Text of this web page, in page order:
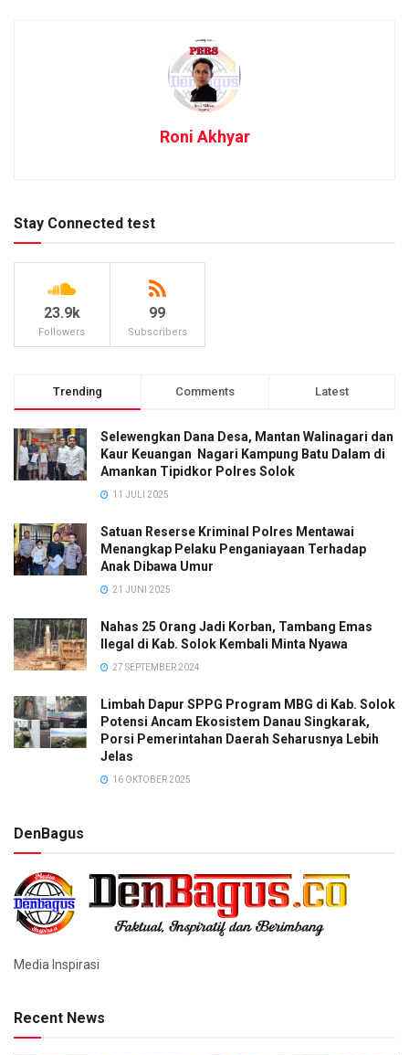
Roni Akhyar
Stay Connected test
23.9k
Followers
99
Subscribers
Trending Comments Latest
Selewengkan Dana Desa, Mantan Walinagari dan
Kaur Keuangan Nagari Kampung Batu Dalam di
Amankan Tipidkor Polres Solok
11 JULI 2025
Satuan Reserse Kriminal Polres Mentawai
Menangkap Pelaku Penganiayaan Terhadap
Anak Dibawa Umur
21 JUNI 2025
Nahas 25 Orang Jadi Korban, Tambang Emas
Ilegal di Kab. Solok Kembali Minta Nyawa
27 SEPTEMBER 2024
Limbah Dapur SPPG Program MBG di Kab. Solok
Potensi Ancam Ekosistem Danau Singkarak,
Porsi Pemerintahan Daerah Seharusnya Lebih
Jelas
16 OKTOBER 2025
DenBagus
Media Inspirasi
Recent News